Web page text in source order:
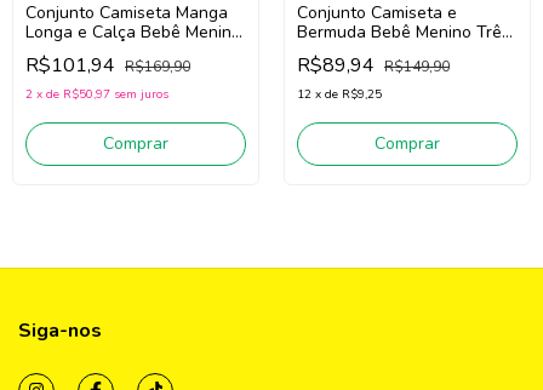
Conjunto Camiseta Manga
Longa e Calça Bebê Menino
Três e Já 62436 (Verde/Off
White)
R$101,94 R$169,90
2 x de R$50,97 sem juros
Comprar
Conjunto Camiseta e
Bermuda Bebê Menino Três
e Já 62435 (Verde/Off
White)
R$89,94 R$149,90
12 x de R$9,25
Comprar
Siga-nos